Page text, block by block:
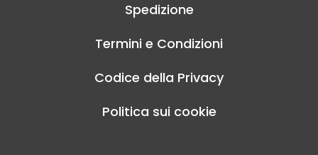
Spedizione
Termini e Condizioni
Codice della Privacy
Politica sui cookie